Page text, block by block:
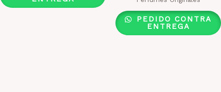
PEDIDO CONTRA
ENTREGA